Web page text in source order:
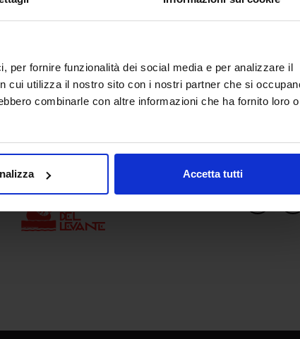
per fornire funzionalità dei social media e per analizzare il
cui utilizza il nostro sito con i nostri partner che si
combinarle con altre informazioni che ha fornito loro o
Accetta tutti
In cooperation with Social